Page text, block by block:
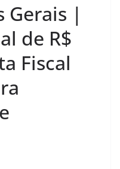
Gerais |
de R$
Fiscal